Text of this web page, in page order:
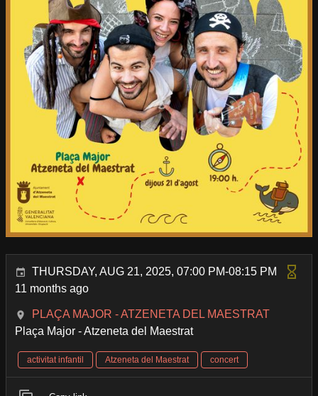
THURSDAY, AUG 21, 2025, 07:00 PM-08:15 PM
11 months ago
PLAÇA MAJOR - ATZENETA DEL MAESTRAT
Plaça Major - Atzeneta del Maestrat
activitat infantil Atzeneta del Maestrat concert